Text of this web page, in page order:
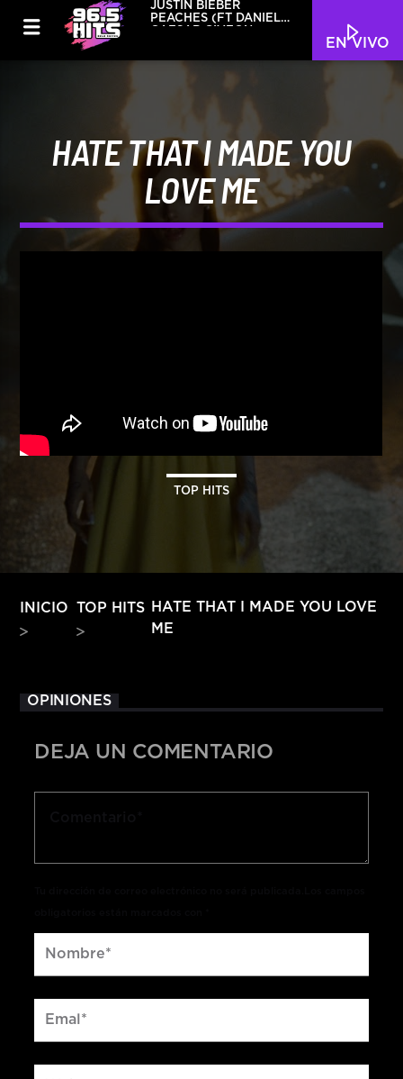
EN VIVO
JUSTIN BIEBER
PEACHES (FT DANIEL
HITS – 96.5 FM
Hits – 96.5 FM
HATE THAT I MADE YOU
LOVE ME
TOP HITS
INICIO TOP HITS
HATE THAT I MADE YOU LOVE
ME
OPINIONES
DEJA UN COMENTARIO